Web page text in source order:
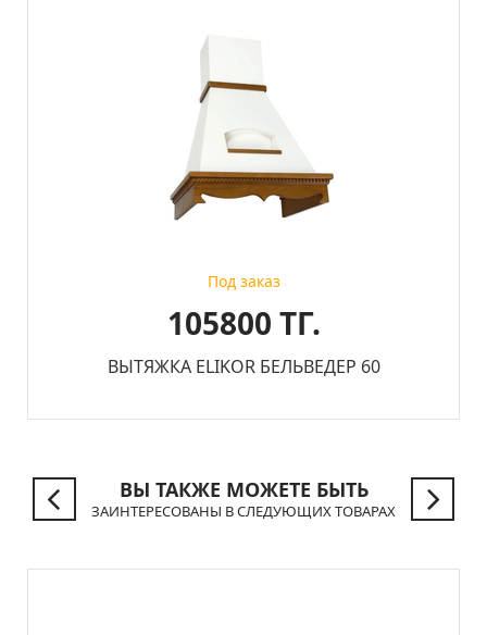
Под заказ
105800 ТГ.
ВЫТЯЖКА ELIKOR БЕЛЬВЕДЕР 60
ВЫ ТАКЖЕ МОЖЕТЕ БЫТЬ
ЗАИНТЕРЕСОВАНЫ В СЛЕДУЮЩИХ ТОВАРАХ